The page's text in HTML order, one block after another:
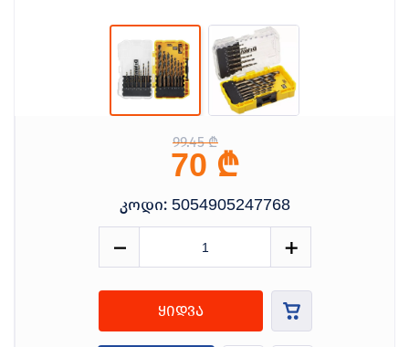
99.45 ₾
70 ₾
კოდი: 5054905247768
ყიდვა